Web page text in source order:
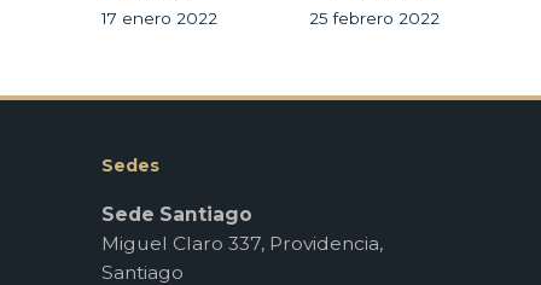
17 enero 2022 25 febrero 2022
Sedes
Sede Santiago
Miguel Claro 337, Providencia,
Santiago